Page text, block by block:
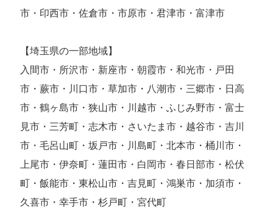
市・印西市・佐倉市・市原市・君津市・富津市
【埼玉県の一部地域】
入間市・所沢市・新座市・朝霞市・和光市・戸田
市・蕨市・川口市・草加市・八潮市・三郷市・日高
市・鶴ヶ島市・狭山市・川越市・ふじみ野市・富士
見市・三芳町・志木市・さいたま市・越谷市・吉川
市・毛呂山町・坂戸市・川島町・北本市・桶川市・
上尾市・伊奈町・蓮田市・白岡市・春日部市・松伏
町・飯能市・東松山市・吉見町・鴻巣市・加須市・
久喜市・幸手市・杉戸町・宮代町